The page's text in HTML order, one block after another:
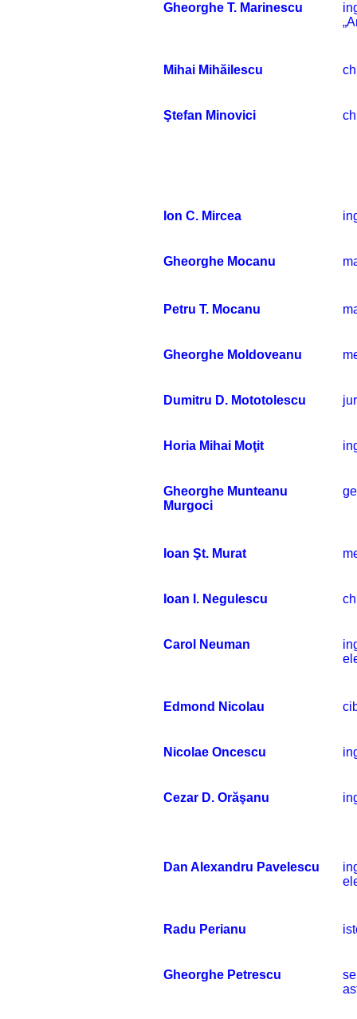
Gheorghe T. Marinescu
Mihai Mihăilescu
Ştefan Minovici
Ion C. Mircea
Gheorghe Mocanu
Petru T. Mocanu
Gheorghe Moldoveanu
Dumitru D. Mototolescu
Horia Mihai Moţit
Gheorghe Munteanu
Murgoci
Ioan Şt. Murat
Ioan I. Negulescu
Carol Neuman
Edmond Nicolau
Nicolae Oncescu
Cezar D. Orăşanu
Dan Alexandru Pavelescu
Radu Perianu
Gheorghe Petrescu